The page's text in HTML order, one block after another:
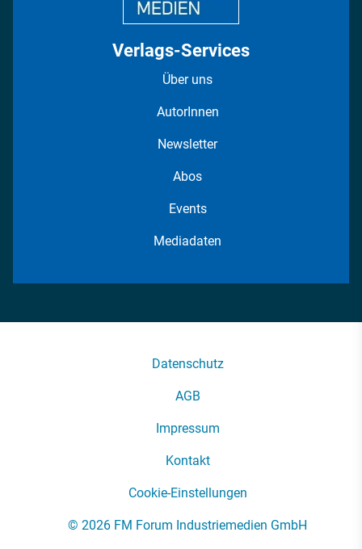
Verlags-Services
Über uns
AutorInnen
Newsletter
Abos
Events
Mediadaten
Datenschutz
AGB
Impressum
Kontakt
Cookie-Einstellungen
© 2026 FM Forum Industriemedien GmbH